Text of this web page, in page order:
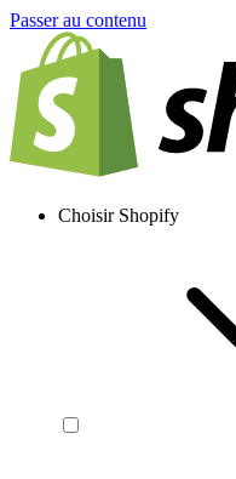
Passer au contenu
Choisir Shopify